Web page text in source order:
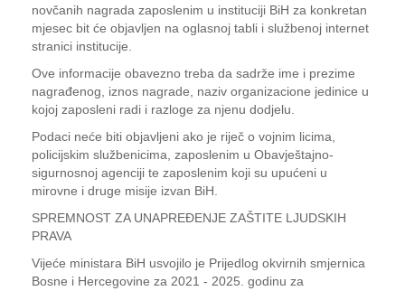
novčanih nagrada zaposlenim u instituciji BiH za konkretan
mjesec bit će objavljen na oglasnoj tabli i službenoj internet
stranici institucije.
Ove informacije obavezno treba da sadrže ime i prezime
nagrađenog, iznos nagrade, naziv organizacione jedinice u
kojoj zaposleni radi i razloge za njenu dodjelu.
Podaci neće biti objavljeni ako je riječ o vojnim licima,
policijskim službenicima, zaposlenim u Obavještajno-
sigurnosnoj agenciji te zaposlenim koji su upućeni u
mirovne i druge misije izvan BiH.
SPREMNOST ZA UNAPREĐENJE ZAŠTITE LJUDSKIH
PRAVA
Vijeće ministara BiH usvojilo je Prijedlog okvirnih smjernica
Bosne i Hercegovine za 2021 - 2025. godinu za